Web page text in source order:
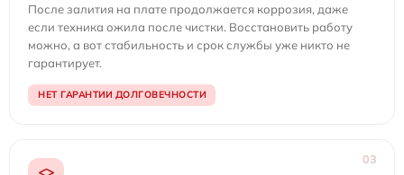
После залития на плате продолжается коррозия, даже
если техника ожила после чистки. Восстановить работу
можно, а вот стабильность и срок службы уже никто не
гарантирует.
НЕТ ГАРАНТИИ ДОЛГОВЕЧНОСТИ
03